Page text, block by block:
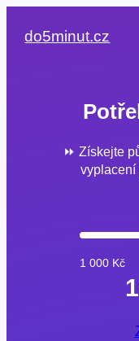
do5minut.cz
⏩ Získejte
vyplacení
1 000 Kč